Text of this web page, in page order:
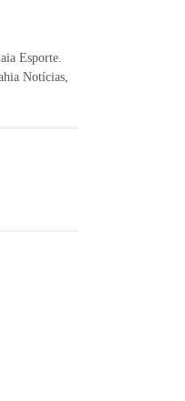
Esporte.
Notícias,